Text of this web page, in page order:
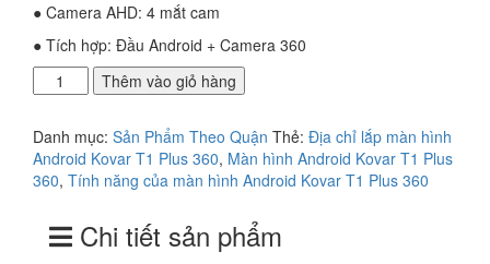
● Camera AHD: 4 mắt cam
● Tích hợp: Đầu Android + Camera 360
điểm
màn
hình
Android
T1
Plus
Thêm vào giỏ hàng
Danh mục: Sản Phẩm Theo Quận Thẻ: Địa chỉ lắp màn hình
Android Kovar T1 Plus 360, Màn hình Android Kovar T1 Plus
360, Tính năng của màn hình Android Kovar T1 Plus 360
Chi tiết sản phẩm